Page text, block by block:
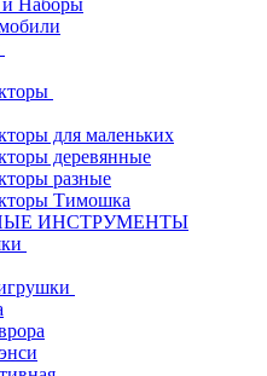
и Наборы
для маленьких
деревянные
разные
Тимошка
ИНСТРУМЕНТЫ